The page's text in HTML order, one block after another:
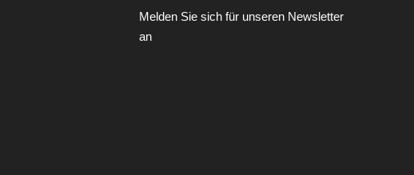
Melden Sie sich für unseren Newsletter
an